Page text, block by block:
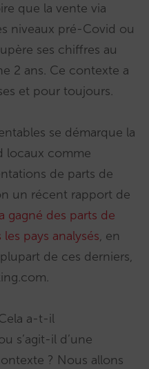
que la vente via
niveaux pré-Covid ou
ses chiffres au
2 ans. Ce contexte a
et pour toujours.
se démarque la
locaux comme
de parts de
un récent rapport de
gagné des parts de
pays analysés, en
de ces derniers,
a-t-il
s’agit-il d’une
? Nous allons